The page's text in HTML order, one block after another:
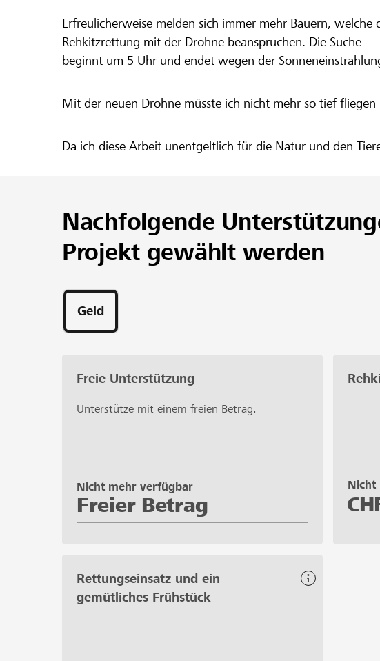
Erfreulicherweise melden sich immer mehr Bauern, welche
Rehkitzrettung mit der Drohne beanspruchen. Die Suche
beginnt um 5 Uhr und endet wegen der
Mit der neuen Drohne müsste ich nicht mehr so tief
Da ich diese Arbeit unentgeltlich für die Natur und den
Nachfolgende
Projekt gewählt werden
Geld
Freie Unterstützung
Unterstütze mit einem freien Betrag.
Freier Betrag
Nicht mehr verfügbar Nicht
Rettungseinsatz und ein
gemütliches Frühstück